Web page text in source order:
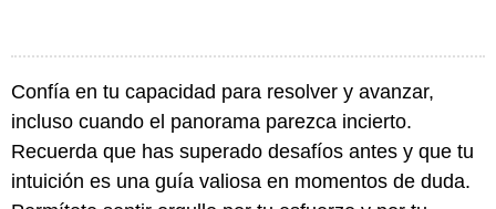
Confía en tu capacidad para resolver y avanzar,
incluso cuando el panorama parezca incierto.
Recuerda que has superado desafíos antes y que tu
intuición es una guía valiosa en momentos de duda.